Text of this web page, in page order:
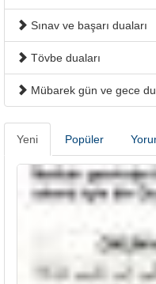
Sınav ve başarı duaları
Tövbe duaları
Mübarek gün ve gece
Yeni Popüler